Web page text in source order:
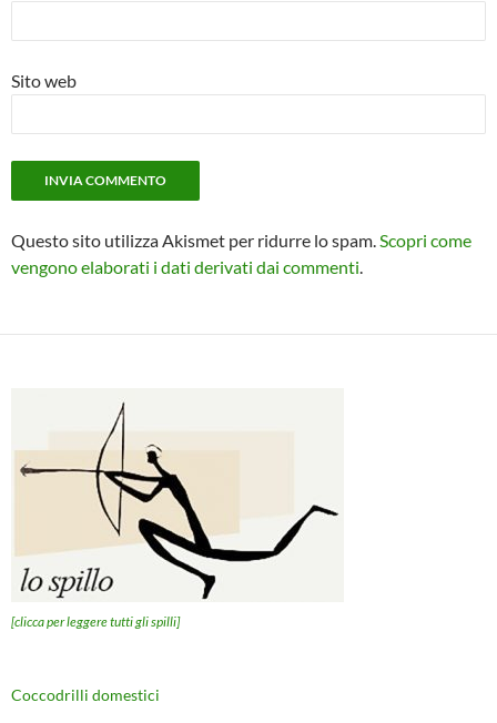
Sito web
Questo sito utilizza Akismet per ridurre lo spam. Scopri come
vengono elaborati i dati derivati dai commenti
[clicca per leggere tutti gli spilli]
Coccodrilli domestici